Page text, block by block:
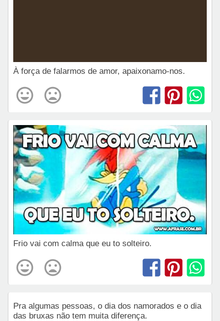
À força de falarmos de amor, apaixonamo-nos.
Frio vai com calma que eu to solteiro.
Pra algumas pessoas, o dia dos namorados e o dia
das bruxas não tem muita diferença.